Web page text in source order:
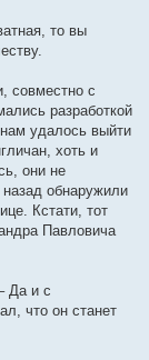
то вы
совместно с
разработкой
удалось выйти
хоть и
они не
обнаружили
Кстати, тот
Павловича
Да и с
что он станет